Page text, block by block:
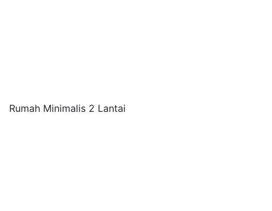
Rumah Minimalis 2 Lantai